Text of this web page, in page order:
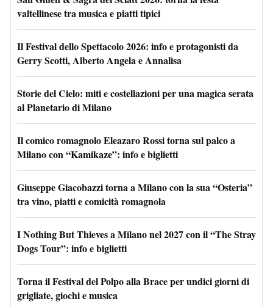
valtellinese tra musica e piatti tipici
Il Festival dello Spettacolo 2026: info e protagonisti da
Gerry Scotti, Alberto Angela e Annalisa
Storie del Cielo: miti e costellazioni per una magica serata
al Planetario di Milano
Il comico romagnolo Eleazaro Rossi torna sul palco a
Milano con “Kamikaze”: info e biglietti
Giuseppe Giacobazzi torna a Milano con la sua “Osteria”
tra vino, piatti e comicità romagnola
I Nothing But Thieves a Milano nel 2027 con il “The Stray
Dogs Tour”: info e biglietti
Torna il Festival del Polpo alla Brace per undici giorni di
grigliate, giochi e musica